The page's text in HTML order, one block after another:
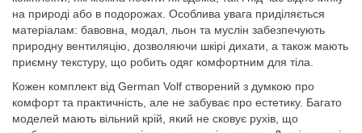
на природі або в подорожах. Особлива увага приділяється
матеріалам: бавовна, модал, льон та муслін забезпечують
природну вентиляцію, дозволяючи шкірі дихати, а також мають
приємну текстуру, що робить одяг комфортним для тіла.
Кожен комплект від German Volf створений з думкою про
комфорт та практичність, але не забуває про естетику. Багато
моделей мають вільний крій, який не сковує рухів, що